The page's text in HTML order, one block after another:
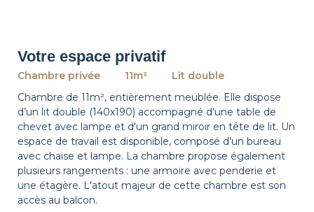
Votre espace privatif
Chambre privée 11m²
Lit double
Chambre de 11m², entièrement meublée. Elle dispose
d’un lit double (140x190) accompagné d'une table de
chevet avec lampe et d'un grand miroir en tête de lit. Un
espace de travail est disponible, composé d'un bureau
avec chaise et lampe. La chambre propose également
plusieurs rangements : une armoire avec penderie et
une étagère. L'atout majeur de cette chambre est son
accès au balcon.